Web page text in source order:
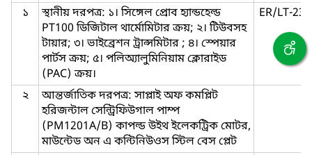
১
স্থানীয় দরপত্র: ১। সিঙ্গেল প্রোব হ্যান্ডহেল্ড
PT100 ডিজিটাল থার্মোমিটার ক্রয়; ২। টিউবসহ
টায়ার; ৩। ভাইব্রেশন ট্রান্সমিটার ; ৪। স্পেয়ার
পার্টস ক্রয়; ৫। পলিঅ্যালুমিনিয়াম ক্লোরাইড
(PAC) ক্রয়।
ER/LT-
২
আন্তর্জাতিক দরপত্র: সাপ্লাই অফ কমপ্লিট
হরিজন্টাল সেন্ট্রিফিউগাল পাম্প
(PM1201A/B) কাপল্ড উইথ ইলেকট্রিক মোটর,
মাউন্টেড অন এ কন্টিনিউওস স্টিল বেস প্লেট